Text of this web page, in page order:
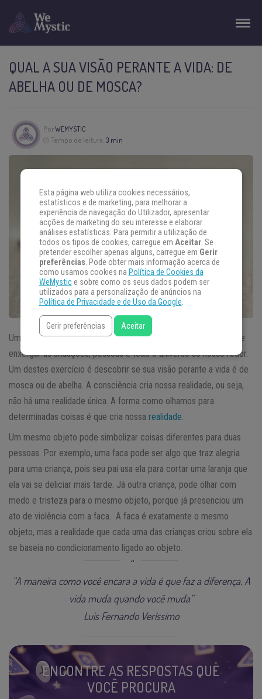
QUAL A SUA VISÃO PERANTE A VIDA: DE
ABELHA OU DE MOSCA?
PorWEMYSTIC
Tempo de leitura: 3 min
Um exercício de auto-observação pode mudar nossa maneira de
enxergar as situações, pessoas e todo o universo ao nosso redor.
Um destes exercício é descobrir se sua visão perante a vida é de
mosca ou de abelha. A consciência cria nossa realidade, ou seja,
não há uma realidade única. A forma como olhamos para
determinadas coisas é que cria nossa realidade
Um mesmo objeto pode simbolizar coisas diferentes para duas
pessoas. Por exemplo, uma faca pode ser algo que traz alegria
para uma criança, pois seu pai usa ela para cortar uma laranja que
ela vai se deliciar mais tarde. Já outra criança, pode olhar com
medo e tristeza para o mesmo objeto, porque já presenciou um
ato de violência com a faca. A faca é exatamente o mesmo
objeto, mas a realidade que cada uma das crianças criou sobre ela
se baseia no condicionamento ligado ao objeto.
“A maneira como você encara a vida é que faz a diferença. A
vida muda quando você muda”
Luis Fernando Veríssimo
ENCONTRE AS RESPOSTAS QUE
VOCÊ PROCURA
Esta página web utiliza cookies necessários,
estatísticos e de marketing, para melhorar a
experiência de navegação do Utilizador, apresentar
acções de marketing do seu interesse e elaborar
análises estatísticas. Para permitir a utilização de
todos os tipos de cookies, carregue em Aceitar. Se
pretender escolher apenas alguns, carregue em Gerir
preferências. Pode obter mais informação acerca de
como usamos cookies na Política de Cookies da
WeMystice sobre como os seus dados podem ser
utilizados para a personalização de anúncios na
Política de Privacidade e de Uso da Google.
Gerir preferências Aceitar